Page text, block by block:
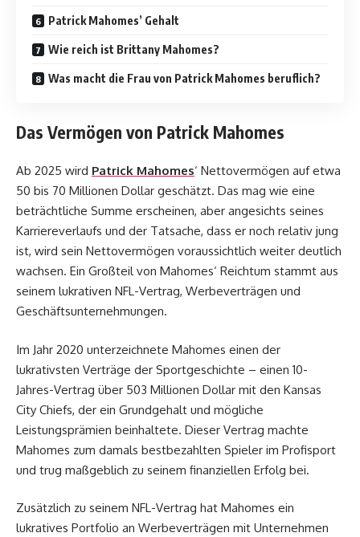
Patrick Mahomes’ Gehalt
Wie reich ist Brittany Mahomes?
Was macht die Frau von Patrick Mahomes beruflich?
Das Vermögen von Patrick Mahomes
Ab 2025 wird Patrick Mahomes‘ Nettovermögen auf etwa
50 bis 70 Millionen Dollar geschätzt. Das mag wie eine
beträchtliche Summe erscheinen, aber angesichts seines
Karriereverlaufs und der Tatsache, dass er noch relativ jung
ist, wird sein Nettovermögen voraussichtlich weiter deutlich
wachsen. Ein Großteil von Mahomes‘ Reichtum stammt aus
seinem lukrativen NFL-Vertrag, Werbeverträgen und
Geschäftsunternehmungen.
Im Jahr 2020 unterzeichnete Mahomes einen der
lukrativsten Verträge der Sportgeschichte – einen 10-
Jahres-Vertrag über 503 Millionen Dollar mit den Kansas
City Chiefs, der ein Grundgehalt und mögliche
Leistungsprämien beinhaltete. Dieser Vertrag machte
Mahomes zum damals bestbezahlten Spieler im Profisport
und trug maßgeblich zu seinem finanziellen Erfolg bei.
Zusätzlich zu seinem NFL-Vertrag hat Mahomes ein
lukratives Portfolio an Werbeverträgen mit Unternehmen